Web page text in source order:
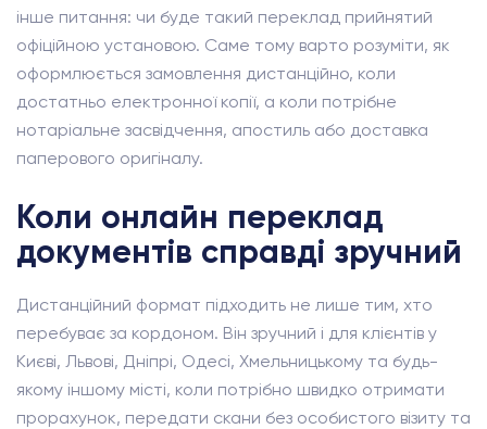
інше питання: чи буде такий переклад прийнятий
офіційною установою. Саме тому варто розуміти, як
оформлюється замовлення дистанційно, коли
достатньо електронної копії, а коли потрібне
нотаріальне засвідчення, апостиль або доставка
паперового оригіналу.
Коли онлайн переклад
документів справді зручний
Дистанційний формат підходить не лише тим, хто
перебуває за кордоном. Він зручний і для клієнтів у
Києві, Львові, Дніпрі, Одесі, Хмельницькому та будь-
якому іншому місті, коли потрібно швидко отримати
прорахунок, передати скани без особистого візиту та